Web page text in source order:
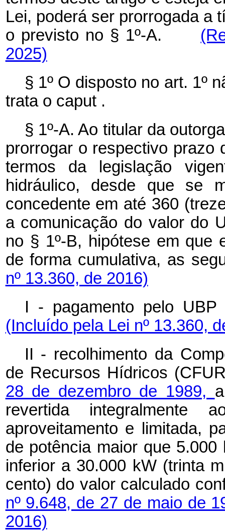
Lei, poderá ser prorrogada a
o previsto no § 1º-A.
2025)
§ 1º O disposto no art. 1º
trata o caput .
§ 1º-A. Ao titular da
prorrogar o respectivo prazo
termos da legislação
hidráulico, desde que se
concedente em até 360
a comunicação do valor do
no § 1º-B, hipótese em que
de forma cumulativa, as
nº 13.360, de 2016)
I - pagamento pelo UBP
(Incluído pela Lei nº 13.360,
II - recolhimento da
de Recursos Hídricos
28 de dezembro de 1989,
revertida integralmente
aproveitamento e limitada,
de potência maior que
inferior a 30.000 kW (trinta
cento) do valor calculado
nº 9.648, de 27 de maio de
2016)